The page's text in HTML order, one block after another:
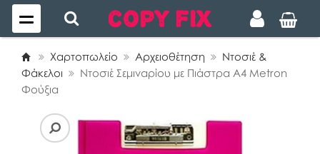
Χαρτοπωλείο Αρχειοθέτηση
Ντοσιέ &
Φάκελοι
Ντοσιέ Σεμιναρίου με Πιάστρα Α4 Metron
Φούξια